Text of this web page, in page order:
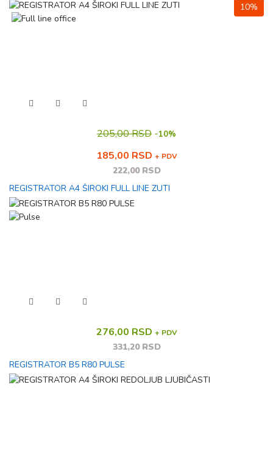
10%
205,00 RSD -10%
185,00 RSD + PDV
222,00 RSD
REGISTRATOR A4 ŠIROKI FULL LINE ZUTI
276,00 RSD + PDV
331,20 RSD
REGISTRATOR B5 R80 PULSE